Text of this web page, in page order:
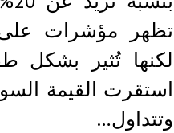
تظهر مؤشرات على
لكنها تُثير بشكل
وتتداول…